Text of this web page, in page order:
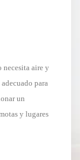
necesita aire y
para
un
y lugares